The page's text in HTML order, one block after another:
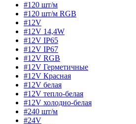
#120 шт/м
#120 шт/м RGB
#12V
#12V 14,4W
#12V IP65
#12V IP67
#12V RGB
#12V Герметичные
#12V Красная
#12V белая
#12V тепло-белая
#12V холодно-белая
#240 шт/м
#24V